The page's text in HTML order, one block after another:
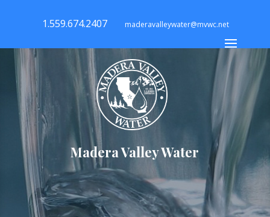
1.559.674.2407 maderavalleywater@mvwc.net
Madera Valley Water